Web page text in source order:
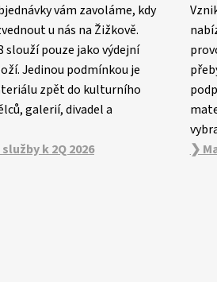
vám zavoláme, kdy
u nás na Žižkově.
slouží pouze jako výdejní
Jedinou podmínkou je
zpět do kulturního
galerií, divadel a
k 2Q 2026
❯